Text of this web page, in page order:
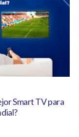
Smart TV para